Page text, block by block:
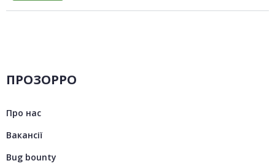
ПРОЗОРРО
Про нас
Вакансії
Bug bounty